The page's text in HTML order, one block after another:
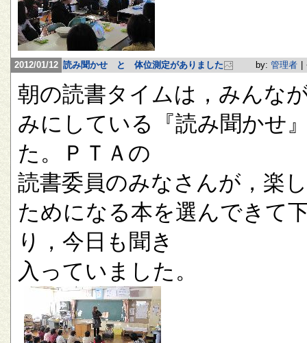
2012/01/12 読み聞かせ と 体位測定がありました by: 管理者
朝の読書タイムは，みんな
みにしている『読み聞かせ
た。ＰＴＡの
読書委員のみなさんが，楽
ためになる本を選んできて
り，今日も聞き
入っていました。